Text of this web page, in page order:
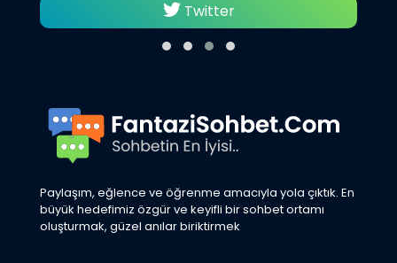
Twitter
Paylaşım, eğlence ve öğrenme amacıyla yola çıktık. En
büyük hedefimiz özgür ve keyifli bir sohbet ortamı
oluşturmak, güzel anılar biriktirmek